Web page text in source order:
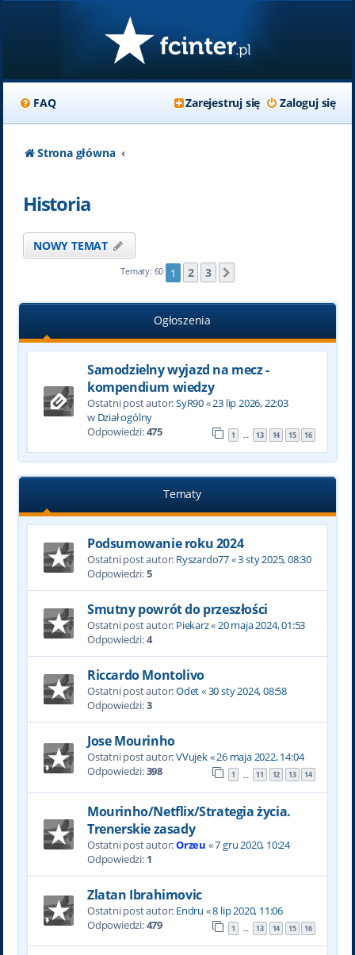
FAQ Zaloguj się
Zarejestruj się
Strona główna
Historia
NOWY TEMAT
Tematy: 60 1 2 3
Ogłoszenia
Samodzielny wyjazd na mecz -
kompendium wiedzy
Ostatni post autor:SyR90«23 lip 2026, 22:03
w Dział ogólny
Odpowiedzi:475 1 … 13 14 15 16
Tematy
Podsumowanie roku 2024
Ostatni post autor: Ryszardo77«3 sty 2025, 08:30
Odpowiedzi:5
Smutny powrót do przeszłości
Ostatni post autor: Piekarz«20 maja 2024, 01:53
Odpowiedzi:4
Riccardo Montolivo
Ostatni post autor:Odet«30 sty 2024, 08:58
Odpowiedzi:3
Jose Mourinho
Ostatni post autor:VVujek«26 maja 2022, 14:04
Odpowiedzi:398 1 … 11 12 13 14
Mourinho/Netflix/Strategia życia.
Trenerskie zasady
Ostatni post autor:Orzeu «7 gru 2020, 10:24
Odpowiedzi: 1
Zlatan Ibrahimovic
Ostatni post autor: Endru «8 lip 2020, 11:06
Odpowiedzi:479 1 … 13 14 15 16